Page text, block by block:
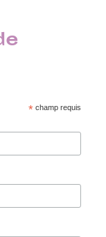
* champ requis